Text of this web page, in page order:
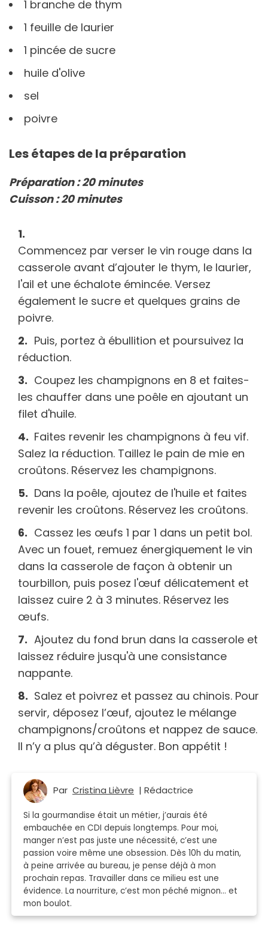
1 branche de thym
1 feuille de laurier
1 pincée de sucre
huile d'olive
sel
poivre
Les étapes de la préparation
Préparation : 20 minutes
Cuisson : 20 minutes
Commencez par verser le vin rouge dans la
casserole avant d’ajouter le thym, le laurier,
l'ail et une échalote émincée. Versez
également le sucre et quelques grains de
poivre.
Puis, portez à ébullition et poursuivez la
réduction.
Coupez les champignons en 8 et faites-
les chauffer dans une poêle en ajoutant un
filet d'huile.
Faites revenir les champignons à feu vif.
Salez la réduction. Taillez le pain de mie en
croûtons. Réservez les champignons.
Dans la poêle, ajoutez de l'huile et faites
revenir les croûtons. Réservez les croûtons.
Cassez les œufs 1 par 1 dans un petit bol.
Avec un fouet, remuez énergiquement le vin
dans la casserole de façon à obtenir un
tourbillon, puis posez l'œuf délicatement et
laissez cuire 2 à 3 minutes. Réservez les
œufs.
Ajoutez du fond brun dans la casserole et
laissez réduire jusqu'à une consistance
nappante.
Salez et poivrez et passez au chinois. Pour
servir, déposez l’œuf, ajoutez le mélange
champignons/croûtons et nappez de sauce.
Il n’y a plus qu’à déguster. Bon appétit !
Par Cristina Lièvre | Rédactrice
Si la gourmandise était un métier, j’aurais été
embauchée en CDI depuis longtemps. Pour moi,
manger n’est pas juste une nécessité, c’est une
passion voire même une obsession. Dès 10h du matin,
à peine arrivée au bureau, je pense déjà à mon
prochain repas. Travailler dans ce milieu est une
évidence. La nourriture, c’est mon péché mignon… et
mon boulot.